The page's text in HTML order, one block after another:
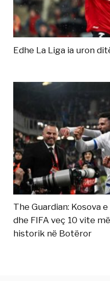
Edhe La Liga ia uron
The Guardian: Kosova
dhe FIFA veç 10 vite
historik në Botëror